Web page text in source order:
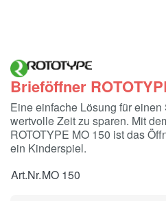
Brieföffner
Eine einfache Lösung für
wertvolle Zeit zu sparen. Mit
ROTOTYPE MO 150 ist das
ein Kinderspiel.
Art.Nr.MO 150